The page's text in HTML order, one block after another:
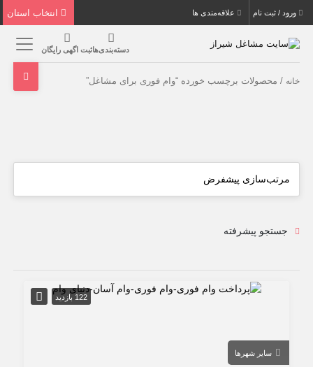
ورود / ثبت نام علاقه‌مندی ها
دسته‌بندی‌هاثبت اگهی رایگان
خانه / محصولات برچسب خورده “وام فوری برای مشاغل”
جستجو پیشرفته
122 بازدید
سایر شهرها